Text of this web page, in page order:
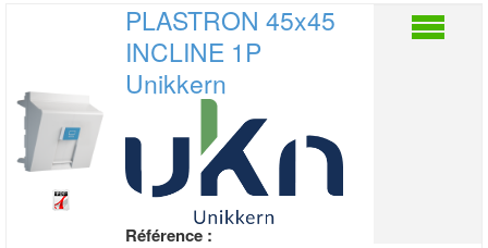
PLASTRON 45x45
INCLINE 1P
Unikkern
Référence :